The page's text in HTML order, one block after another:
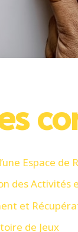
Espace de
des Activités
et
de Jeux